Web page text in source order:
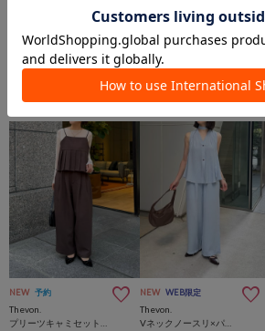
NEW 予約
Thevon.
NEW WEB限定
Thevon.
Vネックノースリ×パンツセットアップ